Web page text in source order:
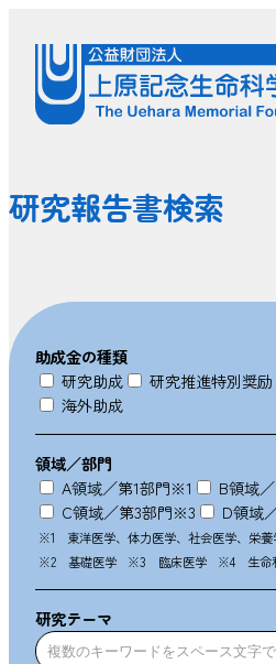
研究報告書検索
助成金の種類
研究助成
研究推進特別奨励
海外助成
領域／部門
A領域／第1部門※1 B領域
C領域／第3部門※3 D領域
※1 東洋医学、体力医学、社会医学、栄養
※2 基礎医学
※3 臨床医学 ※4 生命
研究テーマ